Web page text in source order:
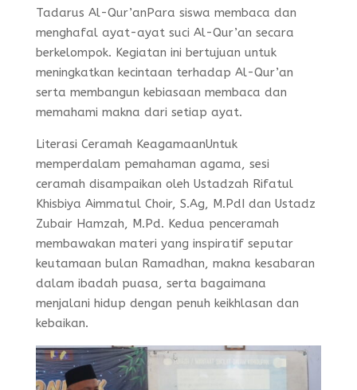
Tadarus Al-Qur’anPara siswa membaca dan
menghafal ayat-ayat suci Al-Qur’an secara
berkelompok. Kegiatan ini bertujuan untuk
meningkatkan kecintaan terhadap Al-Qur’an
serta membangun kebiasaan membaca dan
memahami makna dari setiap ayat.
Literasi Ceramah KeagamaanUntuk
memperdalam pemahaman agama, sesi
ceramah disampaikan oleh Ustadzah Rifatul
Khisbiya Aimmatul Choir, S.Ag, M.PdI dan Ustadz
Zubair Hamzah, M.Pd. Kedua penceramah
membawakan materi yang inspiratif seputar
keutamaan bulan Ramadhan, makna kesabaran
dalam ibadah puasa, serta bagaimana
menjalani hidup dengan penuh keikhlasan dan
kebaikan.